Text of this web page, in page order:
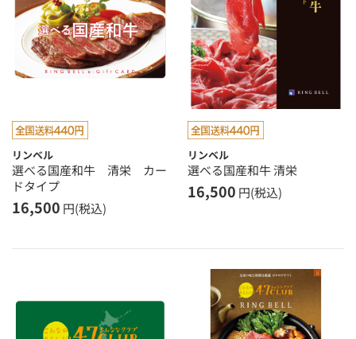
リンベル
選べる国産和牛 清栄 カー
ドタイプ
16,500 円(税込)
リンベル
選べる国産和牛 清栄
16,500 円(税込)